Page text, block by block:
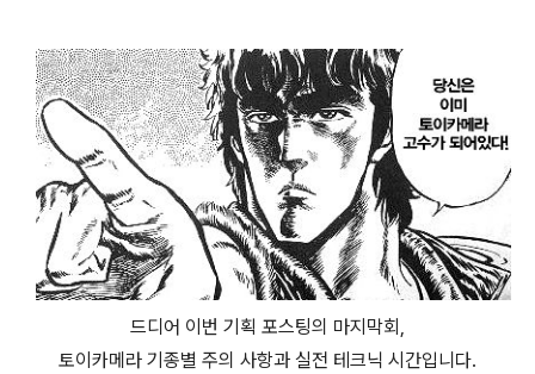
드디어 이번 기획 포스팅의 마지막회,
토이카메라 기종별 주의 사항과 실전 테크닉 시간입니다.